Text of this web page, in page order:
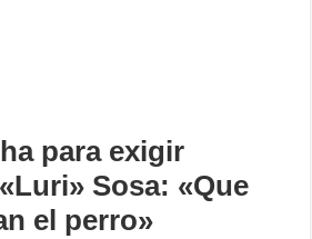
para exigir
Sosa: «Que
el perro»